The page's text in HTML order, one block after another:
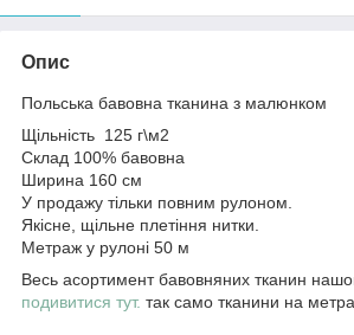
Опис
Польська бавовна тканина з малюнком
Щільність 125 г\м2
Склад 100% бавовна
Ширина 160 см
У продажу тільки повним рулоном.
Якісне, щільне плетіння нитки.
Метраж у рулоні 50 м
Весь асортимент бавовняних тканин
подивитися тут. так само тканини на